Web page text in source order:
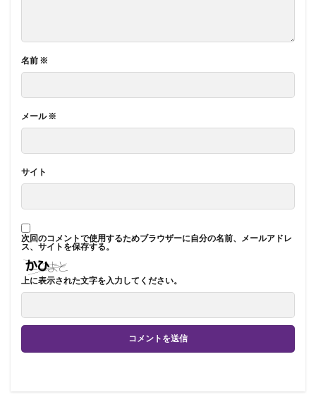
名前 ※
メール※
サイト
次回のコメントで使用するためブラウザーに自分の名前、メールアドレ
ス、サイトを保存する。
上に表示された文字を入力してください。